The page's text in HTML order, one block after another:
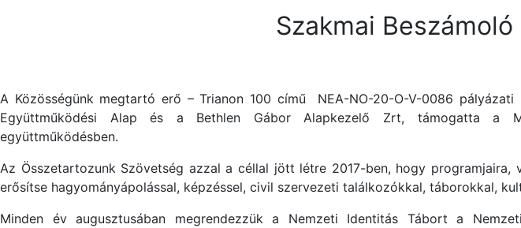
Szakmai Beszámoló
A Közösségünk megtartó erő – Trianon 100 című NEA-NO-20-O-V-0086
Együttműködési Alap és a Bethlen Gábor Alapkezelő Zrt, támogatta a
együttműködésben.
Az Összetartozunk Szövetség azzal a céllal jött létre 2017-ben, hogy
erősítse hagyományápolással, képzéssel, civil szervezeti találkozókkal, táborokkal,
Minden év augusztusában megrendezzük a Nemzeti Identitás Tábort a